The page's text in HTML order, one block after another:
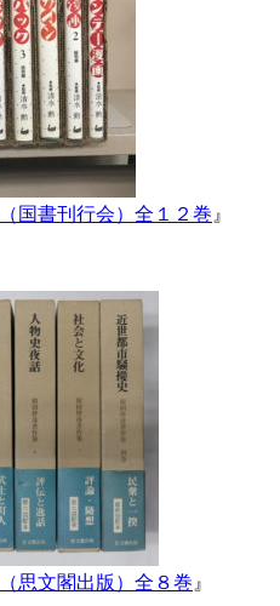
国書刊行会）全１２巻 』
思文閣出版）全８巻 』